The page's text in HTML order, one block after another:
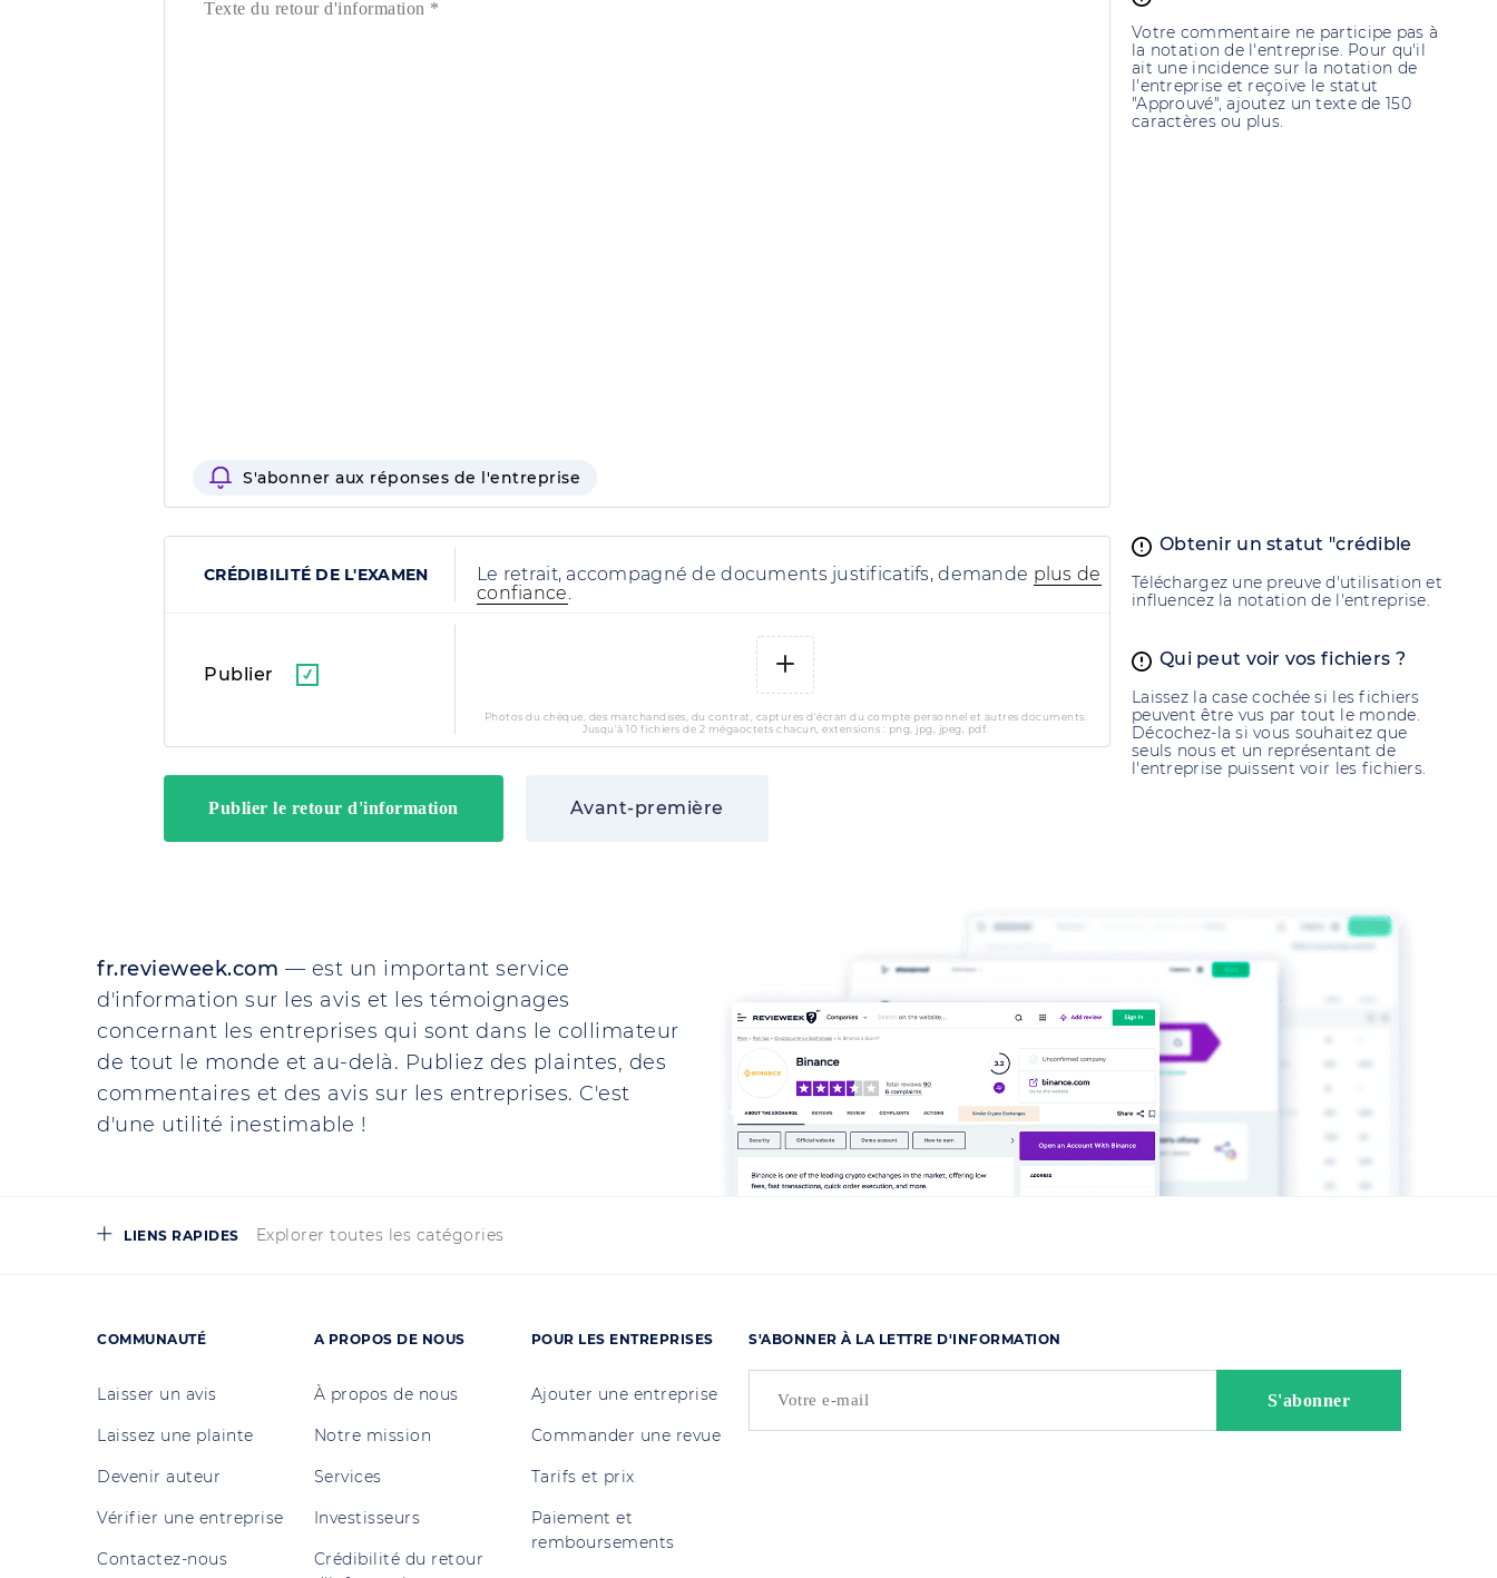
Votre commentaire ne participe pas à
la notation de l'entreprise. Pour qu'il
ait une incidence sur la notation de
l'entreprise et reçoive le statut
"Approuvé", ajoutez un texte de 150
caractères ou plus.
S'abonner aux réponses de l'entreprise
Obtenir un statut "crédible
Téléchargez une preuve d'utilisation et
influencez la notation de l'entreprise.
Qui peut voir vos fichiers ?
Laissez la case cochée si les fichiers
peuvent être vus par tout le monde.
Décochez-la si vous souhaitez que
seuls nous et un représentant de
l'entreprise puissent voir les fichiers.
CRÉDIBILITÉ DE L'EXAMEN Le retrait, accompagné de documents justificatifs, demande plus de
confiance.
Publier
Photos du chèque, des marchandises, du contrat, captures d'écran du compte personnel et autres documents.
Jusqu'à 10 fichiers de 2 mégaoctets chacun, extensions : png, jpg, jpeg, pdf.
Avant-première
fr.revieweek.com — est un important service
d'information sur les avis et les témoignages
concernant les entreprises qui sont dans le collimateur
de tout le monde et au-delà. Publiez des plaintes, des
commentaires et des avis sur les entreprises. C'est
d'une utilité inestimable !
LIENS RAPIDES Explorer toutes les catégories
COMMUNAUTÉ
Laisser un avis
Laissez une plainte
Devenir auteur
Vérifier une entreprise
Contactez-nous
A PROPOS DE NOUS
À propos de nous
Notre mission
Services
Investisseurs
Crédibilité du retour
POUR LES ENTREPRISES
Ajouter une entreprise
Commander une revue
Tarifs et prix
Paiement et
remboursements
S'ABONNER À LA LETTRE D'INFORMATION